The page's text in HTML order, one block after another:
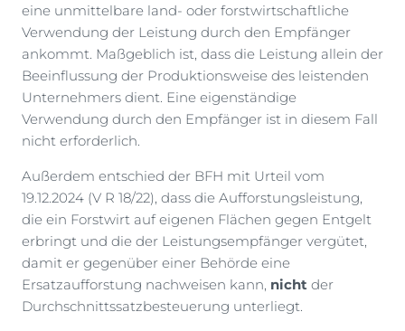
eine unmittelbare land- oder forstwirtschaftliche
Verwendung der Leistung durch den Empfänger
ankommt. Maßgeblich ist, dass die Leistung allein der
Beeinflussung der Produktionsweise des leistenden
Unternehmers dient. Eine eigenständige
Verwendung durch den Empfänger ist in diesem Fall
nicht erforderlich.
Außerdem entschied der BFH mit Urteil vom
19.12.2024 (V R 18/22), dass die Aufforstungsleistung,
die ein Forstwirt auf eigenen Flächen gegen Entgelt
erbringt und die der Leistungsempfänger vergütet,
damit er gegenüber einer Behörde eine
Ersatzaufforstung nachweisen kann, nicht der
Durchschnittssatzbesteuerung unterliegt.